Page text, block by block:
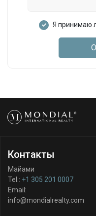
Я принимаю
Контакты
Майами
Tel.: +1 305 201 0007
Email:
info@mondialrealty.com